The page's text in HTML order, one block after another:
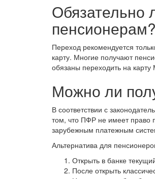
Обязательно
пенсионерам?
Переход рекомендуется
карту. Многие получают
обязаны переходить на
Можно ли
В соответствии с
том, что ПФР не имеет право
зарубежным платежным
Альтернатива для
Открыть в банке
После открыть